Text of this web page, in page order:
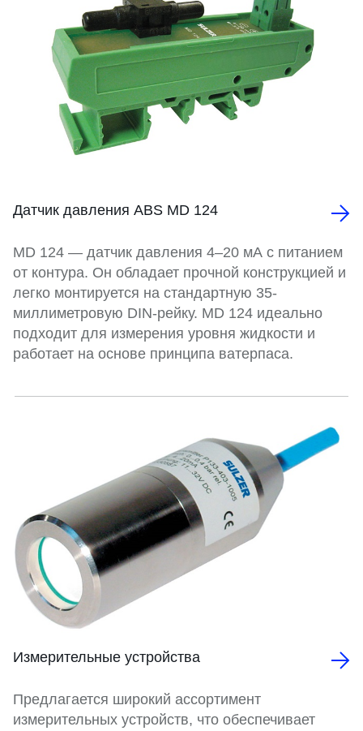
Датчик давления ABS MD 124
MD 124 — датчик давления 4–20 мА с питанием
от контура. Он обладает прочной конструкцией и
легко монтируется на стандартную 35-
миллиметровую DIN-рейку. MD 124 идеально
подходит для измерения уровня жидкости и
работает на основе принципа ватерпаса.
Измерительные устройства
Предлагается широкий ассортимент
измерительных устройств, что обеспечивает